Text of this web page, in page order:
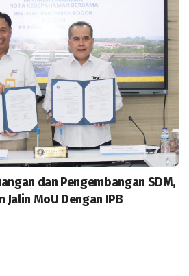
dan Pengembangan SDM,
Jalin MoU Dengan IPB